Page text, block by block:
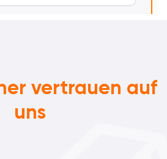
vertrauen auf
uns